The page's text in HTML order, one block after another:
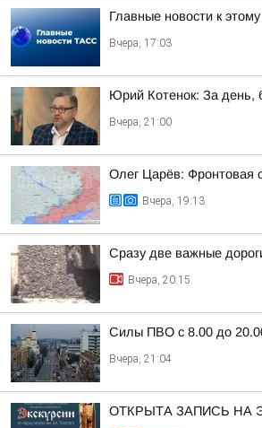
Главные новости к этому
Вчера, 17:03
Юрий Котенок: За день,
Вчера, 21:00
Олег Царёв: Фронтовая
Вчера, 19:13
Сразу две важные
Вчера, 20:15
Силы ПВО с 8.00 до
Вчера, 21:04
ОТКРЫТА ЗАПИСЬ НА